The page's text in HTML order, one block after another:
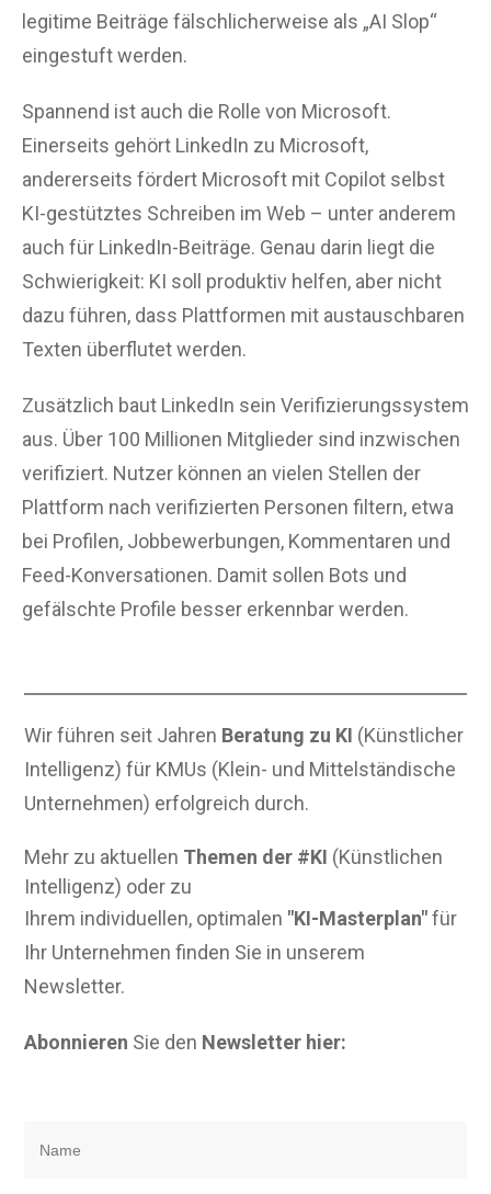
legitime Beiträge fälschlicherweise als „AI Slop“
eingestuft werden.
Spannend ist auch die Rolle von Microsoft.
Einerseits gehört LinkedIn zu Microsoft,
andererseits fördert Microsoft mit Copilot selbst
KI-gestütztes Schreiben im Web – unter anderem
auch für LinkedIn-Beiträge. Genau darin liegt die
Schwierigkeit: KI soll produktiv helfen, aber nicht
dazu führen, dass Plattformen mit austauschbaren
Texten überflutet werden.
Zusätzlich baut LinkedIn sein Verifizierungssystem
aus. Über 100 Millionen Mitglieder sind inzwischen
verifiziert. Nutzer können an vielen Stellen der
Plattform nach verifizierten Personen filtern, etwa
bei Profilen, Jobbewerbungen, Kommentaren und
Feed-Konversationen. Damit sollen Bots und
gefälschte Profile besser erkennbar werden.
Wir führen seit Jahren Beratung zu KI (Künstlicher
Intelligenz) für KMUs (Klein- und Mittelständische
Unternehmen) erfolgreich durch.
Mehr zu aktuellen Themen der #KI (Künstlichen
Intelligenz) oder zu
Ihrem individuellen, optimalen "KI-Masterplan"für
Ihr Unternehmen finden Sie in unserem
Newsletter.
Abonnieren Sie den Newsletter hier: